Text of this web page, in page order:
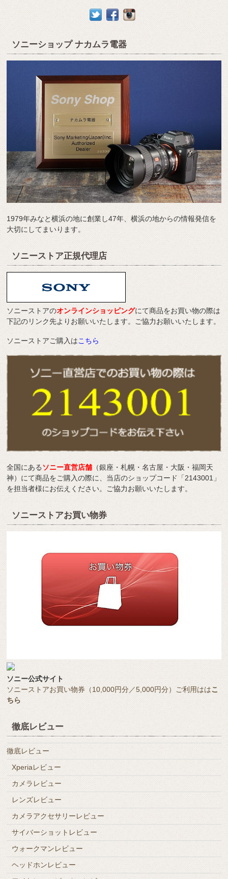
ソニーショップ ナカムラ電器
1979年みなと横浜の地に創業し47年、横浜の地からの情報発信を
大切にしてまいります。
ソニーストア正規代理店
ソニーストアのオンラインショッピングにて商品をお買い物の際は
下記のリンク先よりお願いいたします。ご協力お願いいたします。
ソニーストアご購入はこちら
全国にあるソニー直営店舗 （銀座・札幌・名古屋・大阪・福岡天
神）にて商品をご購入の際に、当店のショップコード「2143001」
を担当者様にお伝えください。ご協力お願いいたします。
ソニーストアお買い物券
ソニー公式サイト
ソニーストアお買い物券（10,000円分／5,000円分）ご利用ははこ
ちら
徹底レビュー
徹底レビュー
Xperiaレビュー
カメラレビュー
レンズレビュー
カメラアクセサリーレビュー
サイバーショットレビュー
ウォークマンレビュー
ヘッドホンレビュー